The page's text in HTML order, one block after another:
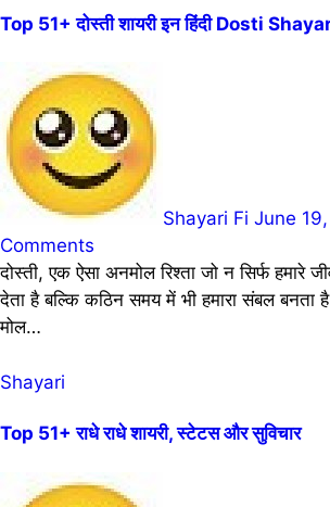
Top 51+ दोस्ती शायरी इन हिंदी Dosti
Shayari Fi June
Comments
दोस्ती, एक ऐसा अनमोल रिश्ता जो न सिर्फ हमारे जीवन को खुशियों से भर
देता है बल्कि कठिन समय में भी हमारा संबल बनता
मोल…
Shayari
Top 51+ राधे राधे शायरी, स्टेटस और सुविचार